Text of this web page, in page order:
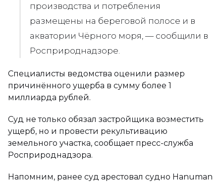
производства и потребления
размещены на береговой полосе и в
акватории Чёрного моря, — сообщили в
Росприроднадзоре.
Специалисты ведомства оценили размер
причинённого ущерба в сумму более 1
миллиарда рублей.
Суд не только обязал застройщика возместить
ущерб, но и провести рекультивацию
земельного участка, сообщает пресс-служба
Росприроднадзора.
Напомним, ранее суд арестовал судно Hanuman